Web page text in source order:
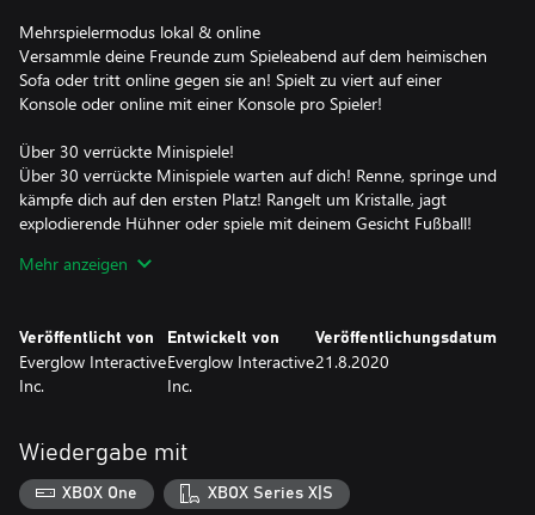
Mehrspielermodus lokal & online
Versammle deine Freunde zum Spieleabend auf dem heimischen
Sofa oder tritt online gegen sie an! Spielt zu viert auf einer
Konsole oder online mit einer Konsole pro Spieler!
Über 30 verrückte Minispiele!
Über 30 verrückte Minispiele warten auf dich! Renne, springe und
kämpfe dich auf den ersten Platz! Rangelt um Kristalle, jagt
explodierende Hühner oder spiele mit deinem Gesicht Fußball!
Der Spießrutenlauf
durch die schwingenden Äxte, Stachelfallen und dergleichen?
Brettspiel
meisten Trophäen zu sammeln. Wagt euch durch die alten
Ruinen in "Der Tempel des Goob" oder stellt euch "Willys Pizza
Party".
Mehr anzeigen
Veröffentlicht von
Everglow Interactive
Inc.
Entwickelt von
Everglow Interactive
Inc.
Veröffentlichungsdatum
21.8.2020
Wiedergabe mit
XBOX One XBOX Series X|S